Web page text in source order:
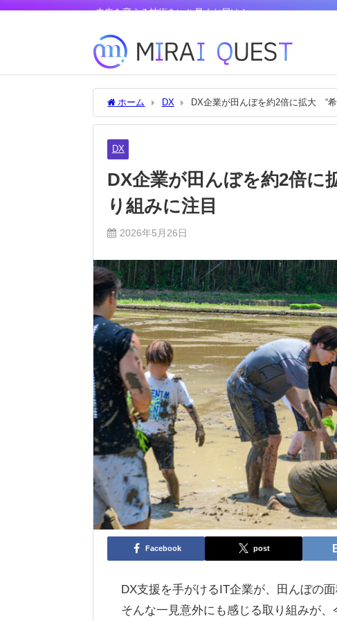
未来を変える技術をいち早くお届け！
ホーム DX DX企業が田んぼを約2倍に拡大 “
DX
DX企業が田んぼを約2倍
り組みに注目
2026年5月26日
Facebook post
DX支援を手がけるIT企業が、田んぼの
そんな一見意外にも感じる取り組みが、